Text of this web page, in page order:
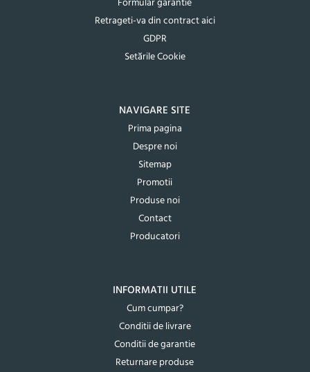
Formular garantie
Retrageti-va din contract aici
GDPR
Setările Cookie
NAVIGARE SITE
Prima pagina
Despre noi
Sitemap
Promotii
Produse noi
Contact
Producatori
INFORMATII UTILE
Cum cumpar?
Conditii de livrare
Conditii de garantie
Returnare produse